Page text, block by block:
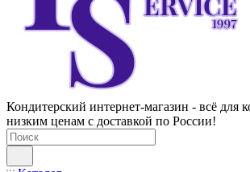
Кондитерский интернет-магазин - всё для
низким ценам с доставкой по России!